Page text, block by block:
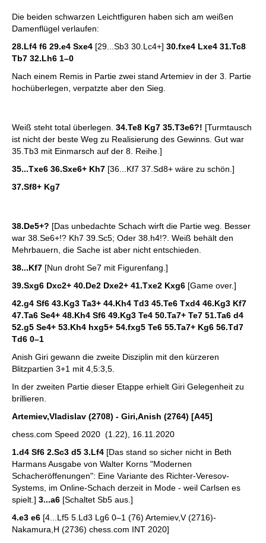
Die beiden schwarzen Leichtfiguren haben sich am weißen
Damenflügel verlaufen:
28.Lf4 f6 29.e4 Sxe4 [29...Sb3 30.Lc4+] 30.fxe4 Lxe4 31.Tc8
Tb7 32.Lh6 1–0
Nach einem Remis in Partie zwei stand Artemiev in der 3. Partie
hochüberlegen, verpatzte aber den Sieg.
Weiß steht total überlegen. 34.Te8 Kg7 35.T3e6?! [Turmtausch
ist nicht der beste Weg zu Realisierung des Gewinns. Gut war
35.Tb3 mit Einmarsch auf der 8. Reihe.]
35...Txe6 36.Sxe6+ Kh7 [36...Kf7 37.Sd8+ wäre zu schön.]
37.Sf8+ Kg7
38.De5+? [Das unbedachte Schach wirft die Partie weg. Besser
war 38.Se6+!? Kh7 39.Sc5; Oder 38.h4!?. Weiß behält den
Mehrbauern, die Sache ist aber nicht entschieden.
38...Kf7 [Nun droht Se7 mit Figurenfang.]
39.Sxg6 Dxc2+ 40.De2 Dxe2+ 41.Txe2 Kxg6 [Game over.]
42.g4 Sf6 43.Kg3 Ta3+ 44.Kh4 Td3 45.Te6 Txd4 46.Kg3 Kf7
47.Ta6 Se4+ 48.Kh4 Sf6 49.Kg3 Te4 50.Ta7+ Te7 51.Ta6 d4
52.g5 Se4+ 53.Kh4 hxg5+ 54.fxg5 Te6 55.Ta7+ Kg6 56.Td7
Td6 0–1
Anish Giri gewann die zweite Disziplin mit den kürzeren
Blitzpartien 3+1 mit 4,5:3,5.
In der zweiten Partie dieser Etappe erhielt Giri Gelegenheit zu
brillieren.
Artemiev,Vladislav (2708) - Giri,Anish (2764) [A45]
chess.com Speed 2020 (1.22), 16.11.2020
1.d4 Sf6 2.Sc3 d5 3.Lf4 [Das stand so sicher nicht in Beth
Harmans Ausgabe von Walter Korns "Modernen
Schacheröffenungen": Eine Variante des Richter-Veresov-
Systems, im Online-Schach derzeit in Mode - weil Carlsen es
spielt.] 3...a6 [Schaltet Sb5 aus.]
4.e3 e6 [4...Lf5 5.Ld3 Lg6 0–1 (76) Artemiev,V (2716)-
Nakamura,H (2736) chess.com INT 2020]